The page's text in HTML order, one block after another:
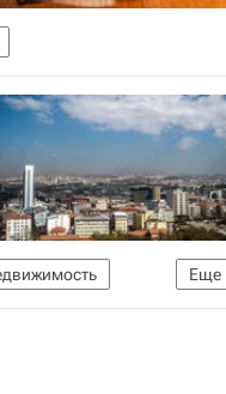
Еще